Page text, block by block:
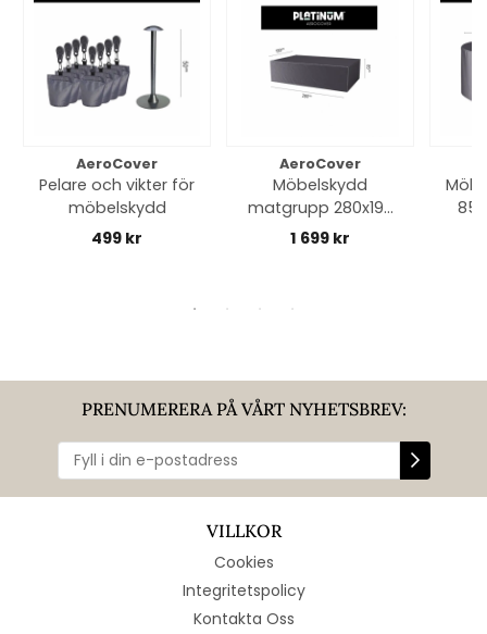
AeroCover
Pelare och vikter för
möbelskydd
499 kr
AeroCover
Möbelskydd
matgrupp 280x190
H 85 cm- antracit
1 699 kr
85
PRENUMERERA PÅ VÅRT NYHETSBREV:
VILLKOR
Cookies
Integritetspolicy
Kontakta Oss